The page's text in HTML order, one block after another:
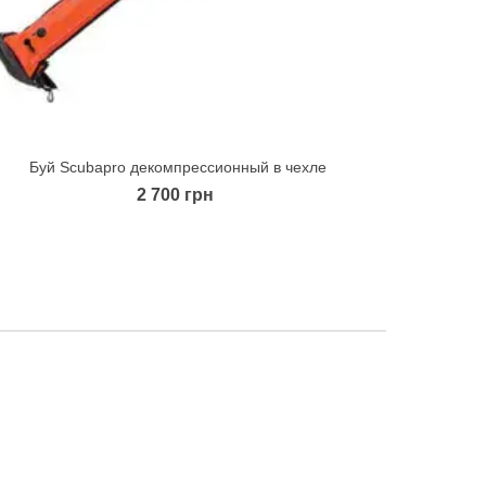
Quick view
Буй Scubapro декомпрессионный в чехле
2 700 грн